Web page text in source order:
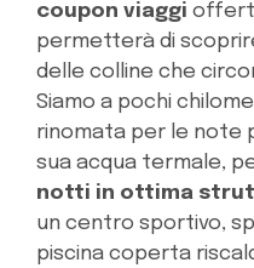
coupon viaggi
permetterà di
delle colline che
Siamo a pochi
rinomata per le note
sua acqua termale,
notti in ottima
un centro sportivo,
piscina coperta